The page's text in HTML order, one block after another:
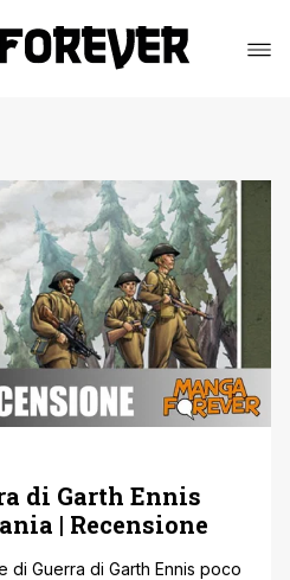
di Garth Ennis
| Recensione
di Guerra di Garth Ennis poco